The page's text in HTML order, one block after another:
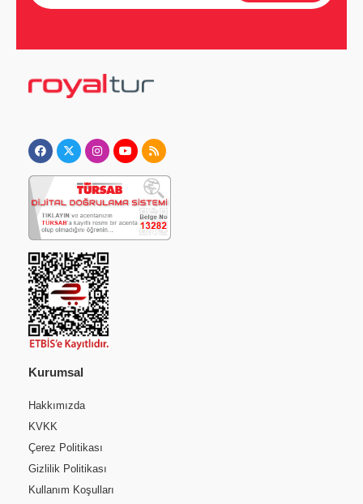
Kurumsal
Hakkımızda
KVKK
Çerez Politikası
Gizlilik Politikası
Kullanım Koşulları